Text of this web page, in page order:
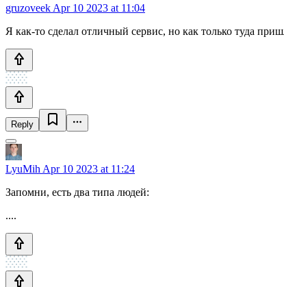
gruzoveek Apr 10 2023 at 11:04
Я как-то сделал отличный сервис, но как только туда
Reply
LyuMih Apr 10 2023 at 11:24
Запомни, есть два типа людей:
....